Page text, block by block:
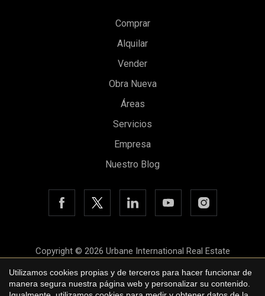
Comprar
Alquilar
Vender
Obra Nueva
Áreas
Servicios
Empresa
Nuestro Blog
Copyright © 2026 Urbane International Real Estate
Aviso legal
Política de privacidad
Utilizamos cookies propias y de terceros para hacer funcionar de
manera segura nuestra página web y personalizar su contenido.